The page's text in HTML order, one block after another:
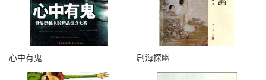
心中有鬼 剧海探幽